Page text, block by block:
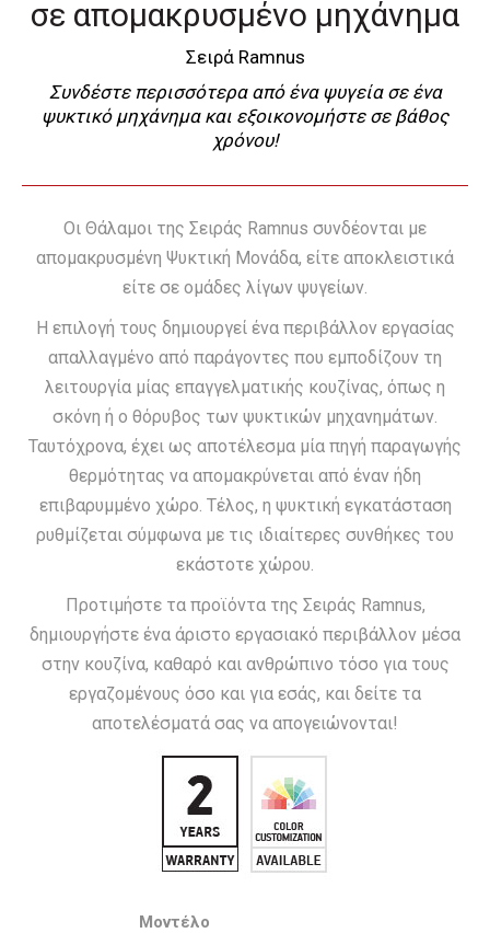
σε απομακρυσμένο μηχάνημα
Σειρά Ramnus
Συνδέστε περισσότερα από ένα ψυγεία σε ένα
ψυκτικό μηχάνημα και εξοικονομήστε σε βάθος
χρόνου!
Οι Θάλαμοι της Σειράς Ramnus συνδέονται με
απομακρυσμένη Ψυκτική Μονάδα, είτε αποκλειστικά
είτε σε ομάδες λίγων ψυγείων.
Η επιλογή τους δημιουργεί ένα περιβάλλον εργασίας
απαλλαγμένο από παράγοντες που εμποδίζουν τη
λειτουργία μίας επαγγελματικής κουζίνας, όπως η
σκόνη ή ο θόρυβος των ψυκτικών μηχανημάτων.
Ταυτόχρονα, έχει ως αποτέλεσμα μία πηγή παραγωγής
θερμότητας να απομακρύνεται από έναν ήδη
επιβαρυμμένο χώρο. Τέλος, η ψυκτική εγκατάσταση
ρυθμίζεται σύμφωνα με τις ιδιαίτερες συνθήκες του
εκάστοτε χώρου.
Προτιμήστε τα προϊόντα της Σειράς Ramnus,
δημιουργήστε ένα άριστο εργασιακό περιβάλλον μέσα
στην κουζίνα, καθαρό και ανθρώπινο τόσο για τους
εργαζομένους όσο και για εσάς, και δείτε τα
αποτελέσματά σας να απογειώνονται!
Μοντέλο